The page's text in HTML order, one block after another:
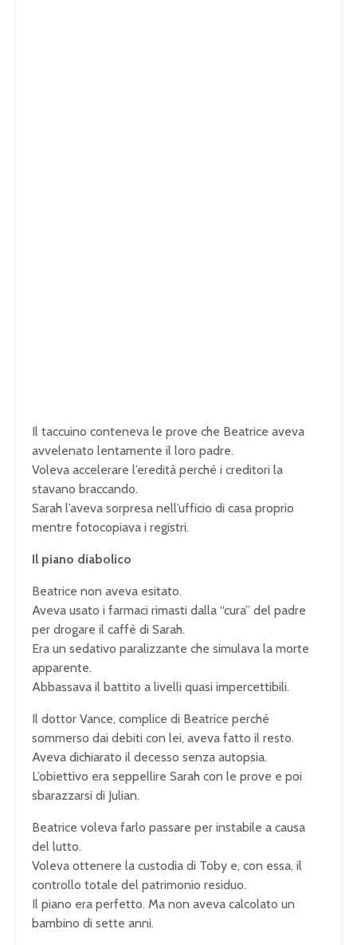
Il taccuino conteneva le prove che Beatrice aveva
avvelenato lentamente il loro padre.
Voleva accelerare l’eredità perché i creditori la
stavano braccando.
Sarah l’aveva sorpresa nell’ufficio di casa proprio
mentre fotocopiava i registri.
Il piano diabolico
Beatrice non aveva esitato.
Aveva usato i farmaci rimasti dalla “cura” del padre
per drogare il caffè di Sarah.
Era un sedativo paralizzante che simulava la morte
apparente.
Abbassava il battito a livelli quasi impercettibili.
Il dottor Vance, complice di Beatrice perché
sommerso dai debiti con lei, aveva fatto il resto.
Aveva dichiarato il decesso senza autopsia.
L’obiettivo era seppellire Sarah con le prove e poi
sbarazzarsi di Julian.
Beatrice voleva farlo passare per instabile a causa
del lutto.
Voleva ottenere la custodia di Toby e, con essa, il
controllo totale del patrimonio residuo.
Il piano era perfetto. Ma non aveva calcolato un
bambino di sette anni.